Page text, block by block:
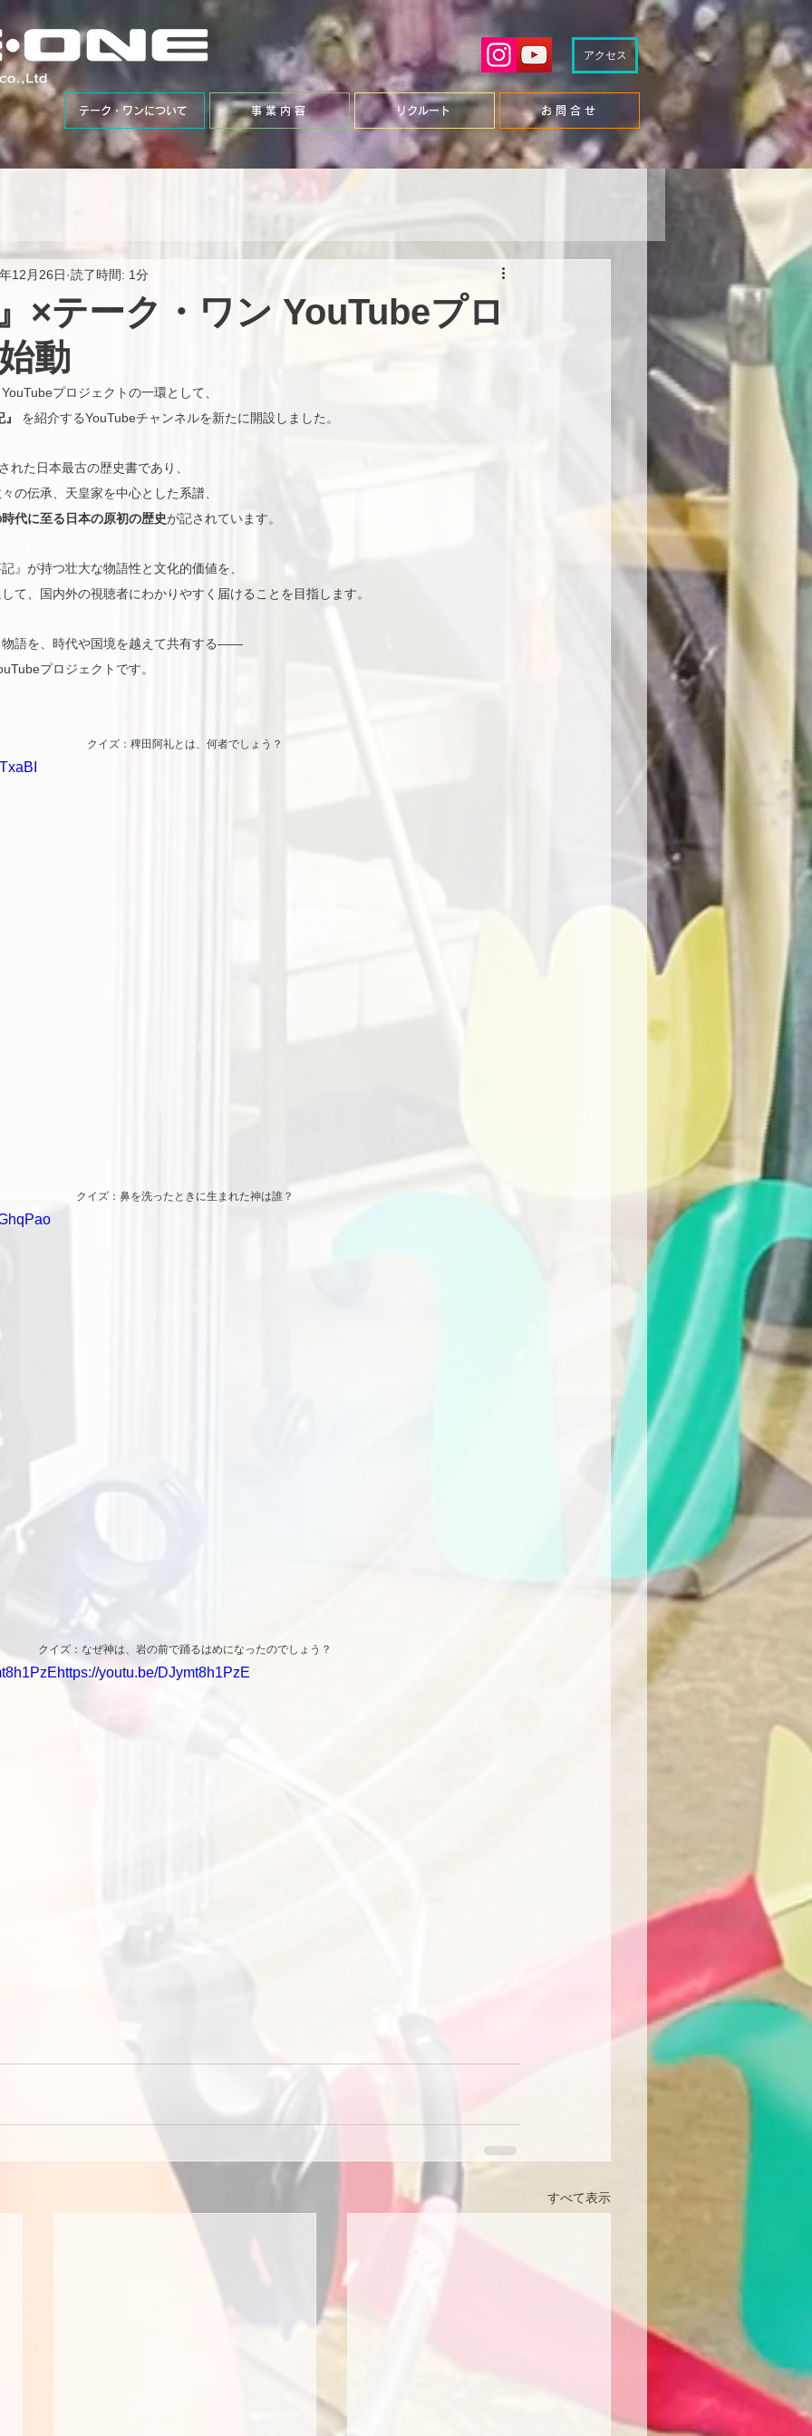
テーク・ワンについて 事 業 内 容
アクセス
リクルート お 問 合 せ
×テーク・ワン YouTubeプロ
動
12月26日 読了時間: 1分
プロジェクトの一環として、
を紹介するYouTubeチャンネルを新たに開設しました。
れた日本最古の歴史書であり、
の伝承、天皇家を中心とした系譜、
代に至る日本の原初の歴史が記されています。
』が持つ壮大な物語性と文化的価値を、
て、国内外の視聴者にわかりやすく届けることを目指します。
物語を、時代や国境を越えて共有する——
プロジェクトです。
クイズ：稗田阿礼とは、何者でしょう？
クイズ：鼻を洗ったときに生まれた神は誰？
クイズ：なぜ神は、岩の前で踊るはめになったのでしょう？
youtu.be/DJymt8h1PzE
すべて表示